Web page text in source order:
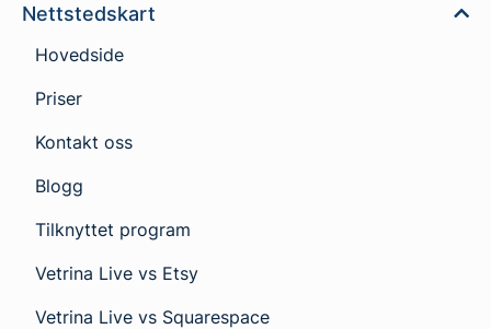
Nettstedskart
Hovedside
Priser
Kontakt oss
Blogg
Tilknyttet program
Vetrina Live vs Etsy
Vetrina Live vs Squarespace